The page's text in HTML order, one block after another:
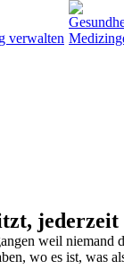
verwalten
weil niemand
wo es ist, was